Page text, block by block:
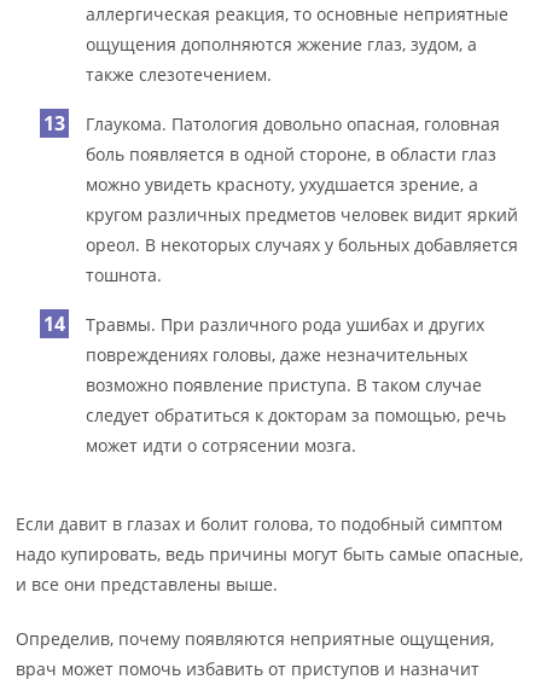
аллергическая реакция, то основные неприятные
ощущения дополняются жжение глаз, зудом, а
также слезотечением.
Глаукома. Патология довольно опасная, головная
боль появляется в одной стороне, в области глаз
можно увидеть красноту, ухудшается зрение, а
кругом различных предметов человек видит яркий
ореол. В некоторых случаях у больных добавляется
тошнота.
Травмы. При различного рода ушибах и других
повреждениях головы, даже незначительных
возможно появление приступа. В таком случае
следует обратиться к докторам за помощью, речь
может идти о сотрясении мозга.
Если давит в глазах и болит голова, то подобный симптом
надо купировать, ведь причины могут быть самые опасные,
и все они представлены выше.
Определив, почему появляются неприятные ощущения,
врач может помочь избавить от приступов и назначит